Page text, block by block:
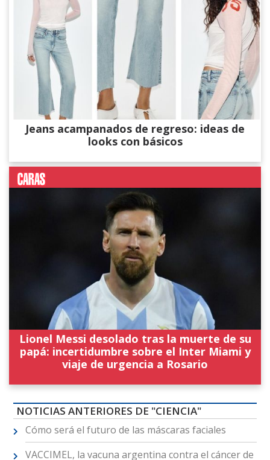
Jeans acampanados de regreso: ideas de
looks con básicos
Lionel Messi desolado tras la muerte de su
papá: incertidumbre sobre el Inter Miami y
viaje de urgencia a Rosario
NOTICIAS ANTERIORES DE "CIENCIA"
Cómo será el futuro de las máscaras faciales
VACCIMEL, la vacuna argentina contra el cáncer de